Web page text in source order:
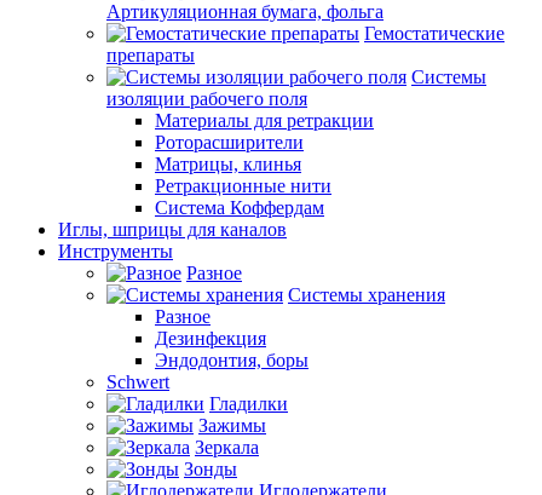
Артикуляционная бумага, фольга
Гемостатические
препараты
Системы
изоляции рабочего поля
Материалы для ретракции
Роторасширители
Матрицы, клинья
Ретракционные нити
Система Коффердам
Иглы, шприцы для каналов
Инструменты
Разное
Системы хранения
Разное
Дезинфекция
Эндодонтия, боры
Schwert
Гладилки
Зажимы
Зеркала
Зонды
Иглодержатели